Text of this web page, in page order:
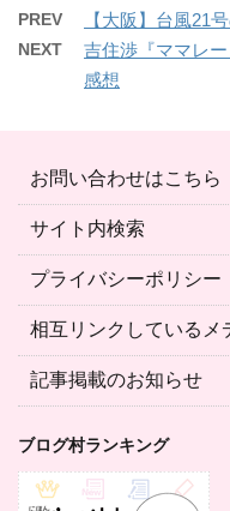
PREV 【大阪】台風21
NEXT
吉住渉『ママレ
感想
お問い合わせはこちら
サイト内検索
プライバシーポリシー
相互リンクしているメ
記事掲載のお知らせ
ブログ村ランキング